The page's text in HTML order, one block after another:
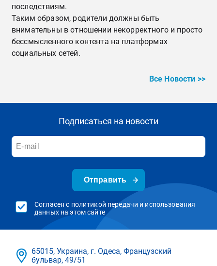
последствиям.
Таким образом, родители должны быть
внимательны в отношении некорректного и просто
бессмысленного контента на платформах
социальных сетей.
Все Новости >>
Подписаться на новости
Отправить
Согласен с политикой передачи и использования
данных на этом сайте
65015, Украина, г. Одеса, Французский
бульвар, 49/51